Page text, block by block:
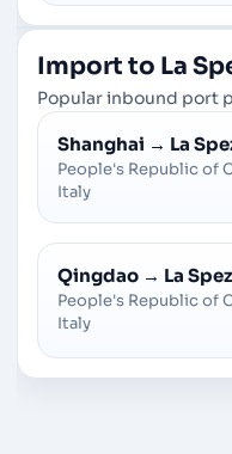
Import to La
Popular inbound port
Shanghai → La
People's Republic of
Italy
Qingdao → La
People's Republic of
Italy